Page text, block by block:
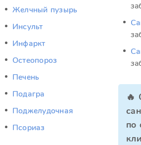
Желчный пузырь
Инсульт
Инфаркт
Остеопороз
Печень
Подагра
Поджелудочная
Псориаз
🔥
по